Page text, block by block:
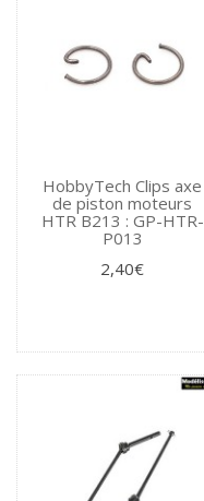
HobbyTech Clips axe
de piston moteurs
HTR B213 : GP-HTR-
P013
2,40€